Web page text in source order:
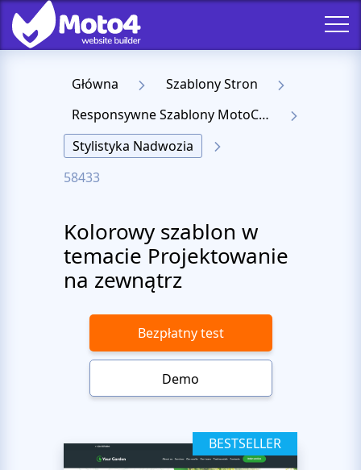
Główna
Szablony Stron
Responsywne Szablony MotoCMS 3
Stylistyka Nadwozia
58433
Kolorowy szablon w
temacie Projektowanie
na zewnątrz
Bezpłatny test
Demo
BESTSELLER